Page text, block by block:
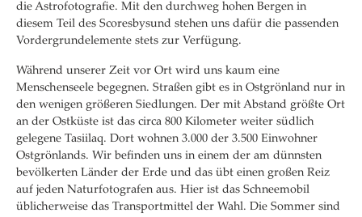
die Astrofotografie. Mit den durchweg hohen Bergen in
diesem Teil des Scoresbysund stehen uns dafür die passenden
Vordergrundelemente stets zur Verfügung.
Während unserer Zeit vor Ort wird uns kaum eine
Menschenseele begegnen. Straßen gibt es in Ostgrönland nur in
den wenigen größeren Siedlungen. Der mit Abstand größte Ort
an der Ostküste ist das circa 800 Kilometer weiter südlich
gelegene Tasiilaq. Dort wohnen 3.000 der 3.500 Einwohner
Ostgrönlands. Wir befinden uns in einem der am dünnsten
bevölkerten Länder der Erde und das übt einen großen Reiz
auf jeden Naturfotografen aus. Hier ist das Schneemobil
üblicherweise das Transportmittel der Wahl. Die Sommer sind